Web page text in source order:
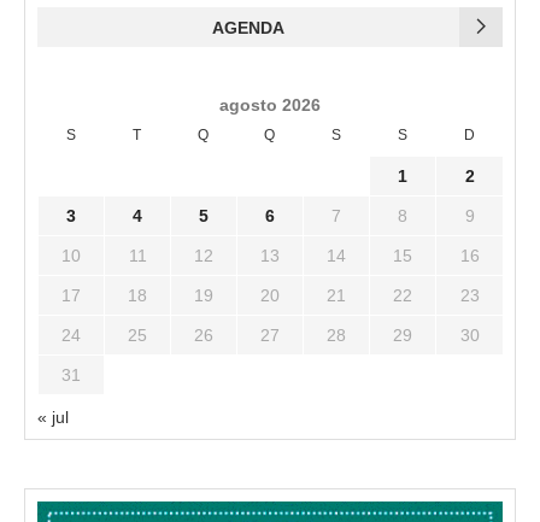
AGENDA
agosto 2026
S T Q Q S S D
1 2
3 4 5 6 7 8 9
10 11 12 13 14 15 16
17 18 19 20 21 22 23
24 25 26 27 28 29 30
31
« jul